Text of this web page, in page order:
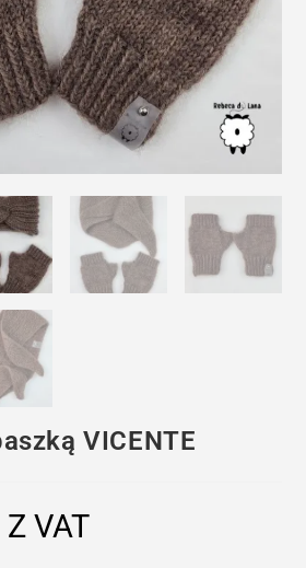
VICENTE
Z VAT